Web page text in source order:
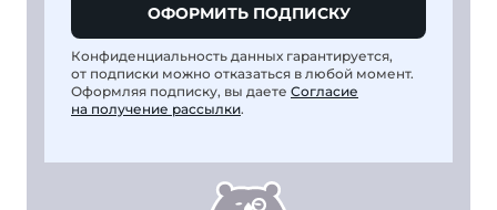
ОФОРМИТЬ ПОДПИСКУ
Конфиденциальность данных гарантируется,
от подписки можно отказаться в любой момент.
Оформляя подписку, вы даете Согласие
на получение рассылки.